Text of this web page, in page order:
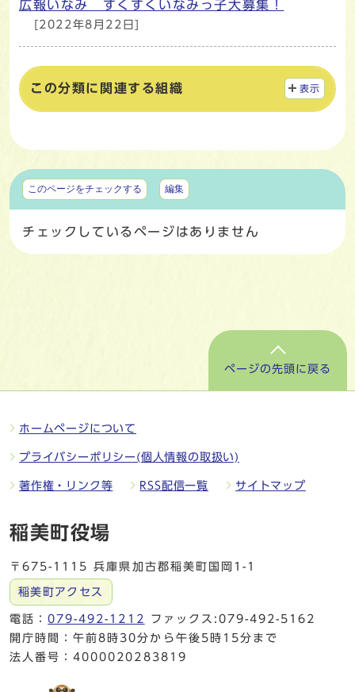
広報いなみ すくすくいなみっ子大募集！
[2022年8月22日]
この分類に関連する組織 表示
マイページ
このページをチェックする 編集
チェックしているページはありません
ページの先頭に戻る
ホームページについて
プライバシーポリシー(個人情報の取扱い)
著作権・リンク等 RSS配信一覧 サイトマップ
稲美町役場
〒675-1115 兵庫県加古郡稲美町国岡1-1
稲美町アクセス
電話：079-492-1212
ファックス:079-492-5162
開庁時間：午前8時30分から午後5時15分まで
法人番号：4000020283819